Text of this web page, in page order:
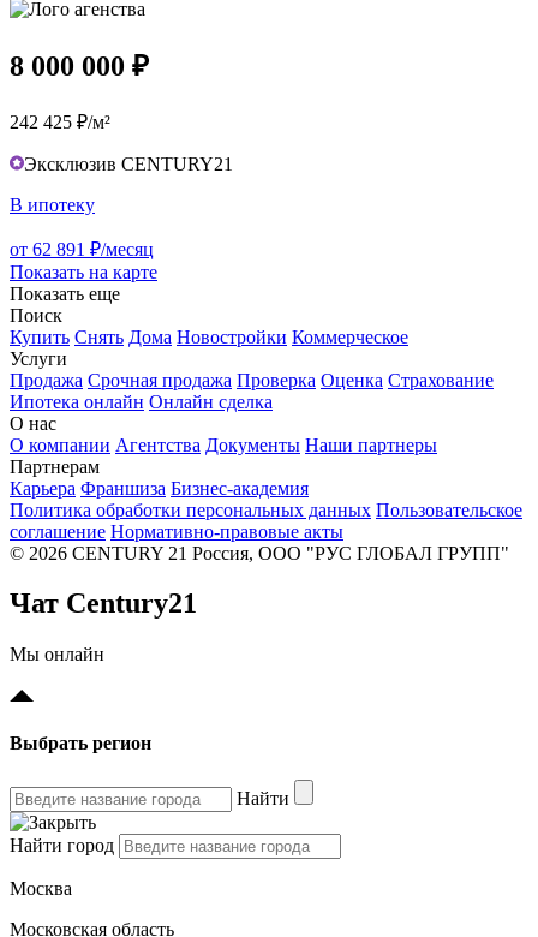
8 000 000 ₽
242 425 ₽/м²
Эксклюзив CENTURY21
В ипотеку
от 62 891 ₽/месяц
Показать на карте
Показать еще
Поиск
Купить Снять Дома Новостройки Коммерческое
Услуги
Продажа Срочная продажа Проверка Оценка Страхование
Ипотека онлайн Онлайн сделка
О нас
О компании Агентства Документы Наши партнеры
Партнерам
Карьера Франшиза Бизнес-академия
Политика обработки персональных данных Пользовательское
соглашение Нормативно-правовые акты
© 2026 CENTURY 21 Россия, ООО "РУС ГЛОБАЛ ГРУПП"
Чат Century21
Мы онлайн
Выбрать регион
Найти
Найти город
Москва
Московская область